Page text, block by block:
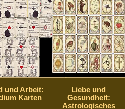
und Arbeit:
Karten
Liebe und
Gesundheit:
Astrologisches